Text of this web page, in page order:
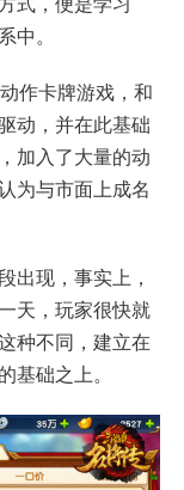
中。
作卡牌游戏，和
动，并在此基础
加入了大量的动
为与市面上成名
出现，事实上，
天，玩家很快就
种不同，建立在
基础之上。